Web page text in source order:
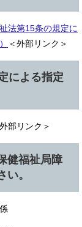
法第15条の規定に
＜外部リンク＞
による指定
部リンク＞
健福祉局障
。